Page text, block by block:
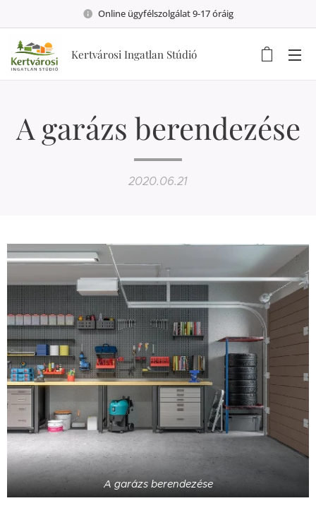
Online ügyfélszolgálat 9-17 óráig
Kertvárosi Ingatlan Stúdió
A garázs berendezése
2020.06.21
A garázs berendezése